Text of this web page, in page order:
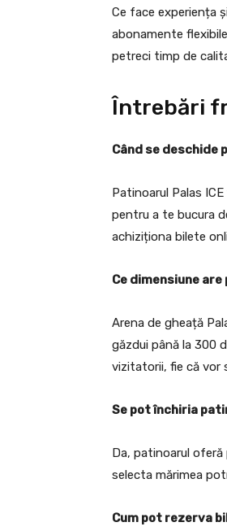
Ce face experiența
abonamente
petreci timp de
Întrebări
Când se deschide
Patinoarul Palas
pentru a te bucura
achiziționa bilete
Ce dimensiune
Arena de gheață
găzdui până la 300
vizitatorii, fie că vor
Se pot închiria
Da, patinoarul
selecta mărimea
Cum pot rezerva